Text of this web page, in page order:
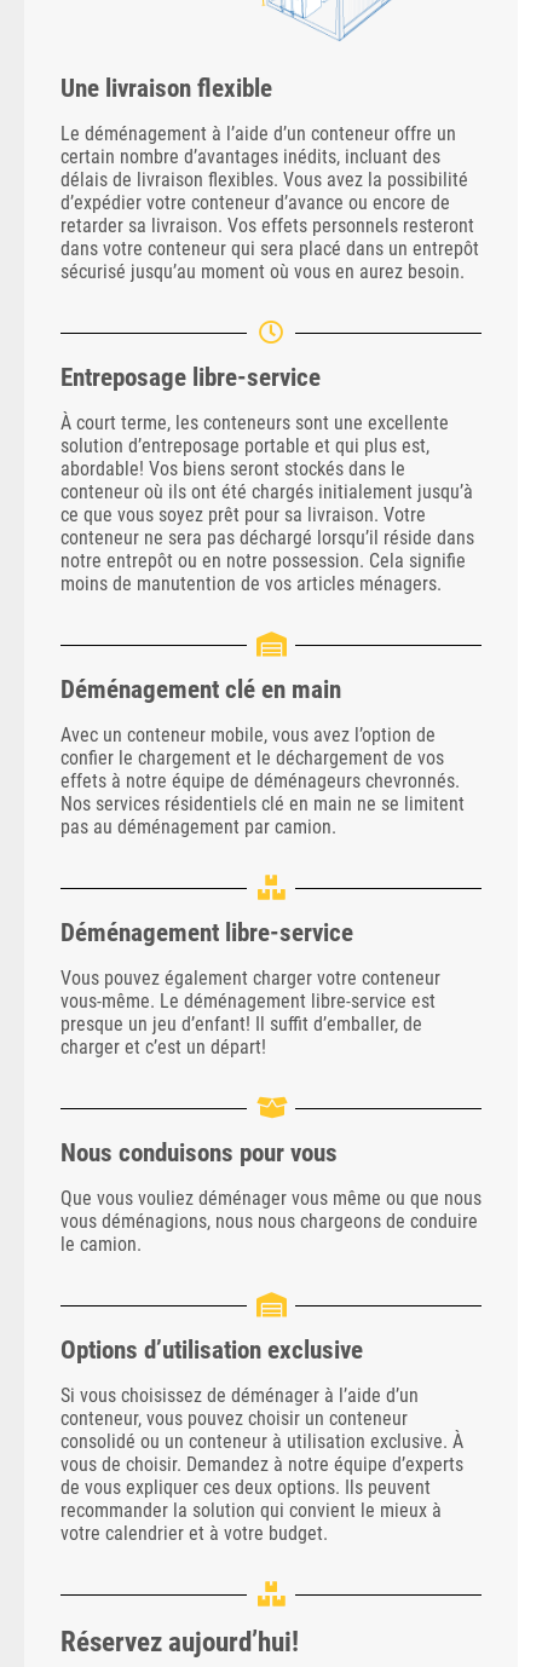
Une livraison flexible
Le déménagement à l’aide d’un conteneur offre un
certain nombre d’avantages inédits, incluant des
délais de livraison flexibles. Vous avez la possibilité
d’expédier votre conteneur d’avance ou encore de
retarder sa livraison. Vos effets personnels resteront
dans votre conteneur qui sera placé dans un entrepôt
sécurisé jusqu’au moment où vous en aurez besoin.
Entreposage libre-service
À court terme, les conteneurs sont une excellente
solution d’entreposage portable et qui plus est,
abordable! Vos biens seront stockés dans le
conteneur où ils ont été chargés initialement jusqu’à
ce que vous soyez prêt pour sa livraison. Votre
conteneur ne sera pas déchargé lorsqu’il réside dans
notre entrepôt ou en notre possession. Cela signifie
moins de manutention de vos articles ménagers.
Déménagement clé en main
Avec un conteneur mobile, vous avez l’option de
confier le chargement et le déchargement de vos
effets à notre équipe de déménageurs chevronnés.
Nos services résidentiels clé en main ne se limitent
pas au déménagement par camion.
Déménagement libre-service
Vous pouvez également charger votre conteneur
vous-même. Le déménagement libre-service est
presque un jeu d’enfant! Il suffit d’emballer, de
charger et c’est un départ!
Nous conduisons pour vous
Que vous vouliez déménager vous même ou que nous
vous déménagions, nous nous chargeons de conduire
le camion.
Options d’utilisation exclusive
Si vous choisissez de déménager à l’aide d’un
conteneur, vous pouvez choisir un conteneur
consolidé ou un conteneur à utilisation exclusive. À
vous de choisir. Demandez à notre équipe d’experts
de vous expliquer ces deux options. Ils peuvent
recommander la solution qui convient le mieux à
votre calendrier et à votre budget.
Réservez aujourd’hui!